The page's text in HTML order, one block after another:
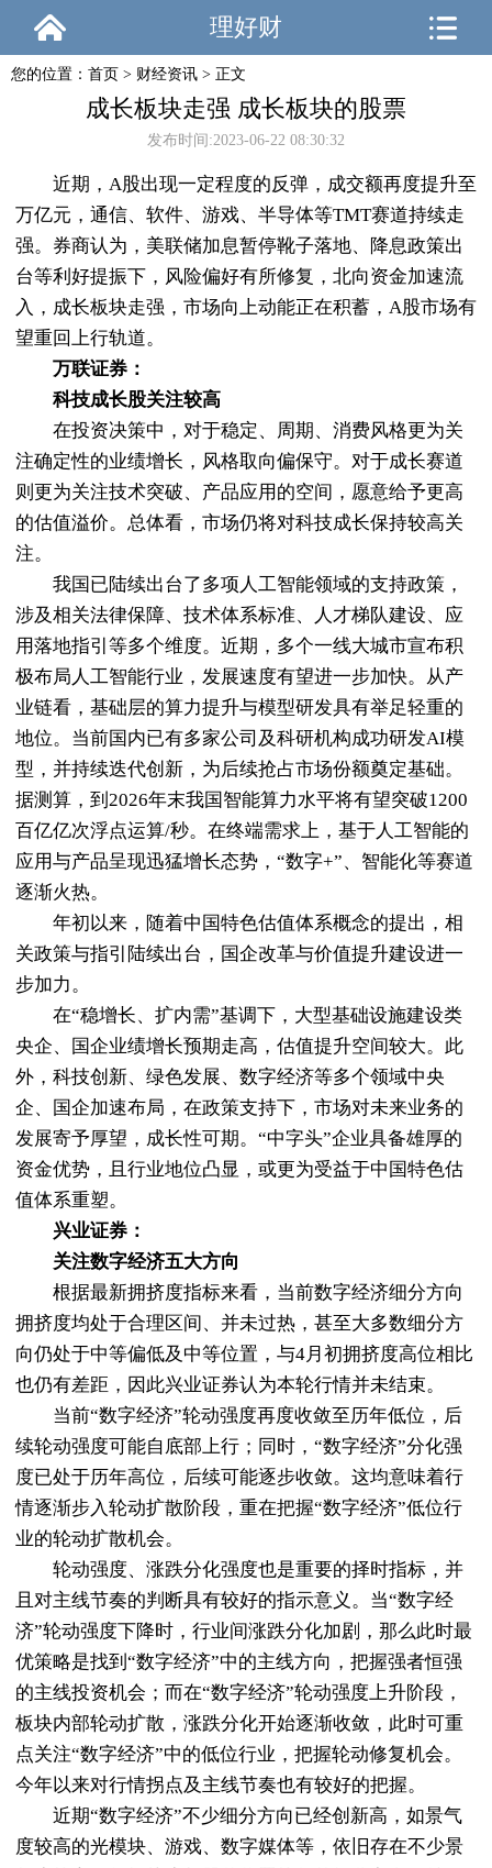
理好财
您的位置： 首页 > 财经资讯 > 正文
成长板块走强 成长板块的股票
发布时间:2023-06-22 08:30:32
近期，A股出现一定程度的反弹，成交额再度提升至
万亿元，通信、软件、游戏、半导体等TMT赛道持续走
强。券商认为，美联储加息暂停靴子落地、降息政策出
台等利好提振下，风险偏好有所修复，北向资金加速流
入，成长板块走强，市场向上动能正在积蓄，A股市场有
望重回上行轨道。
万联证券：
科技成长股关注较高
在投资决策中，对于稳定、周期、消费风格更为关
注确定性的业绩增长，风格取向偏保守。对于成长赛道
则更为关注技术突破、产品应用的空间，愿意给予更高
的估值溢价。总体看，市场仍将对科技成长保持较高关
注。
我国已陆续出台了多项人工智能领域的支持政策，
涉及相关法律保障、技术体系标准、人才梯队建设、应
用落地指引等多个维度。近期，多个一线大城市宣布积
极布局人工智能行业，发展速度有望进一步加快。从产
业链看，基础层的算力提升与模型研发具有举足轻重的
地位。当前国内已有多家公司及科研机构成功研发AI模
型，并持续迭代创新，为后续抢占市场份额奠定基础。
据测算，到2026年末我国智能算力水平将有望突破1200
百亿亿次浮点运算/秒。在终端需求上，基于人工智能的
应用与产品呈现迅猛增长态势，“数字+”、智能化等赛道
逐渐火热。
年初以来，随着中国特色估值体系概念的提出，相
关政策与指引陆续出台，国企改革与价值提升建设进一
步加力。
在“稳增长、扩内需”基调下，大型基础设施建设类
央企、国企业绩增长预期走高，估值提升空间较大。此
外，科技创新、绿色发展、数字经济等多个领域中央
企、国企加速布局，在政策支持下，市场对未来业务的
发展寄予厚望，成长性可期。“中字头”企业具备雄厚的
资金优势，且行业地位凸显，或更为受益于中国特色估
值体系重塑。
兴业证券：
关注数字经济五大方向
根据最新拥挤度指标来看，当前数字经济细分方向
拥挤度均处于合理区间、并未过热，甚至大多数细分方
向仍处于中等偏低及中等位置，与4月初拥挤度高位相比
也仍有差距，因此兴业证券认为本轮行情并未结束。
当前“数字经济”轮动强度再度收敛至历年低位，后
续轮动强度可能自底部上行；同时，“数字经济”分化强
度已处于历年高位，后续可能逐步收敛。这均意味着行
情逐渐步入轮动扩散阶段，重在把握“数字经济”低位行
业的轮动扩散机会。
轮动强度、涨跌分化强度也是重要的择时指标，并
且对主线节奏的判断具有较好的指示意义。当“数字经
济”轮动强度下降时，行业间涨跌分化加剧，那么此时最
优策略是找到“数字经济”中的主线方向，把握强者恒强
的主线投资机会；而在“数字经济”轮动强度上升阶段，
板块内部轮动扩散，涨跌分化开始逐渐收敛，此时可重
点关注“数字经济”中的低位行业，把握轮动修复机会。
今年以来对行情拐点及主线节奏也有较好的把握。
近期“数字经济”不少细分方向已经创新高，如景气
度较高的光模块、游戏、数字媒体等，依旧存在不少景